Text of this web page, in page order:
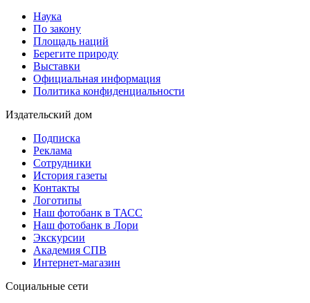
Наука
По закону
Площадь наций
Берегите природу
Выставки
Официальная информация
Политика конфиденциальности
Издательский дом
Подписка
Реклама
Сотрудники
История газеты
Контакты
Логотипы
Наш фотобанк в ТАСС
Наш фотобанк в Лори
Экскурсии
Академия СПВ
Интернет-магазин
Социальные сети